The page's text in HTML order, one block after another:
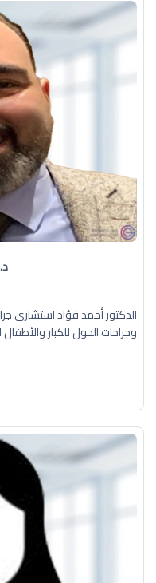
الدكتور أحمد فؤاد استشاري
وجراحات الحول للكبار